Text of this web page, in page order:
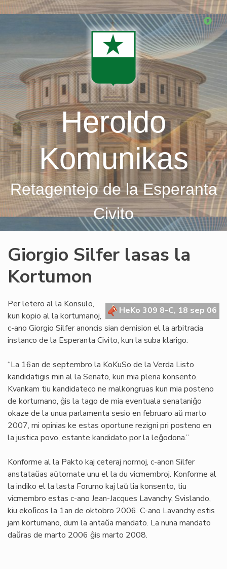
Skip
Heroldo
Komunikas
Retagentejo de la Esperanta
Civito
Giorgio Silfer lasas la
Kortumon
HeKo 309 8-C, 18 sep 06
Per letero al la Konsulo,
kun kopio al la kortumanoj,
c-ano Giorgio Silfer anoncis sian demision el la arbitracia
instanco de la Esperanta Civito, kun la suba klarigo:
“La 16an de septembro la KoKuSo de la Verda Listo
kandidatigis min al la Senato, kun mia plena konsento.
Kvankam tiu kandidateco ne malkongruas kun mia posteno
de kortumano, ĝis la tago de mia eventuala senataniĝo
okaze de la unua parlamenta sesio en februaro aŭ marto
2007, mi opinias ke estas oportune rezigni pri posteno en
la justica povo, estante kandidato por la leĝodona.”
Konforme al la Pakto kaj ceteraj normoj, c-anon Silfer
anstataŭas aŭtomate unu el la du vicmembroj. Konforme al
la indiko el la lasta Forumo kaj laŭ lia konsento, tiu
vicmembro estas c-ano Jean-Jacques Lavanchy, Svislando,
kiu ekoﬁcos la 1an de oktobro 2006. C-ano Lavanchy estis
jam kortumano, dum la antaŭa mandato. La nuna mandato
daŭras de marto 2006 ĝis marto 2008.